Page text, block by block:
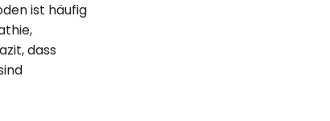
ist häufig
dass